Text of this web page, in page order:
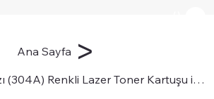
Ana Sayfa >
HP CC533A Kırmızı (304A) Renkli Lazer Toner Kartuşu için